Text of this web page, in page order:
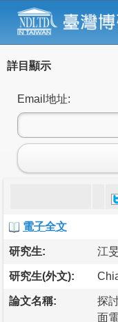
詳目顯示
Email地址:
電子全文
研究生: 江
研究生(外文):
論文名稱:
探
面